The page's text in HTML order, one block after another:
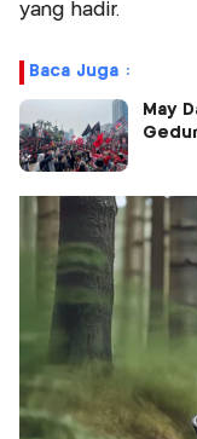
yang hadir.
Baca Juga :
May